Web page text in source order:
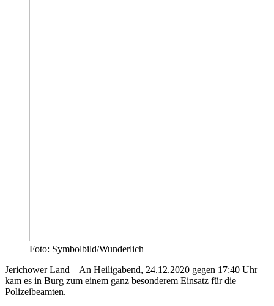
Foto: Symbolbild/Wunderlich
Jerichower Land – An Heiligabend, 24.12.2020 gegen 17:40 Uhr
kam es in Burg zum einem ganz besonderem Einsatz für die
Polizeibeamten.